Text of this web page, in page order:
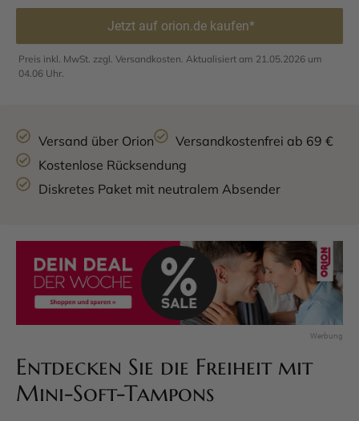
Jetzt auf orion.de kaufen*
Preis inkl. MwSt. zzgl. Versandkosten. Aktualisiert am 21.05.2026 um
04.06 Uhr.
Versand über Orion
Versandkostenfrei ab 69 €
Kostenlose Rücksendung
Diskretes Paket mit neutralem Absender
Entdecken Sie die Freiheit mit
Mini-Soft-Tampons